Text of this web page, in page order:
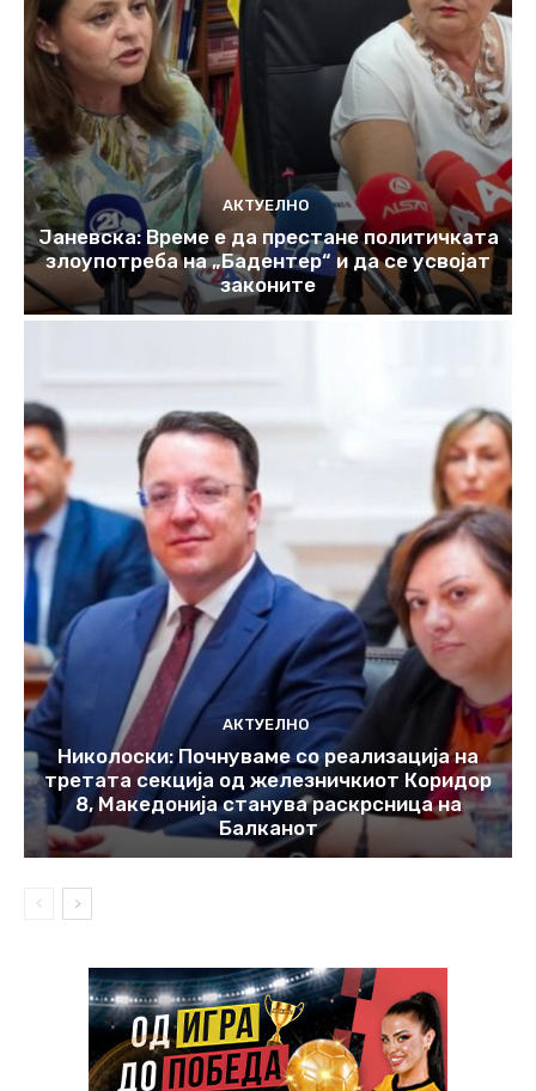
АКТУЕЛНО
Јаневска: Време е да престане политичката
злоупотреба на „Бадентер“ и да се усвојат
законите
АКТУЕЛНО
Николоски: Почнуваме со реализација на
третата секција од железничкиот Коридор
8, Македонија станува раскрсница на
Балканот